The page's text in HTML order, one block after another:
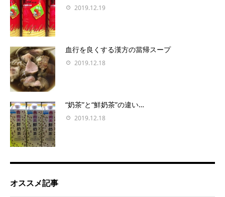
2019.12.19
血行を良くする漢方の當帰スープ
2019.12.18
“奶茶”と“鮮奶茶”の違い…
2019.12.18
オススメ記事